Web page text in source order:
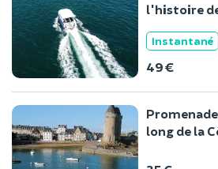
l'histoire
Instantané
49 €
long de la